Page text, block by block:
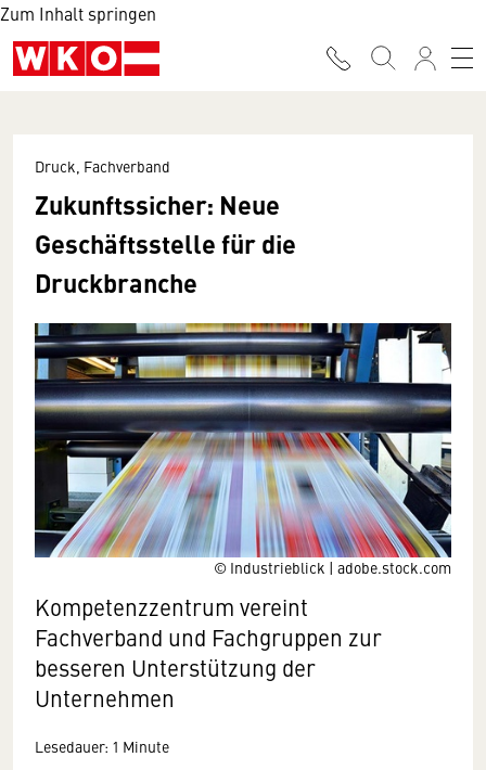
Zum Inhalt springen
© Industrieblick | adobe.stock.com
Druck, Fachverband
Zukunftssicher: Neue
Geschäftsstelle für die
Druckbranche
Kompetenzzentrum vereint
Fachverband und Fachgruppen zur
besseren Unterstützung der
Unternehmen
Lesedauer: 1 Minute